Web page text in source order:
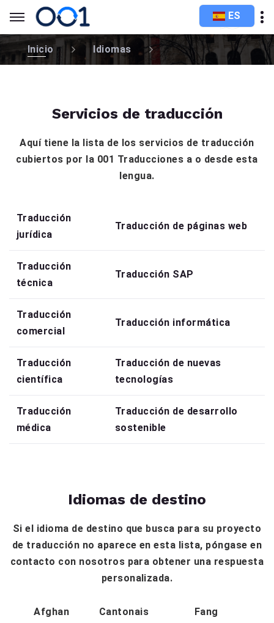
ES
Inicio Idiomas
Servicios de traducción
Aquí tiene la lista de los servicios de traducción
cubiertos por la 001 Traducciones a o desde esta
lengua.
Traducción
jurídica
Traducción de páginas web
Traducción
técnica
Traducción SAP
Traducción
comercial
Traducción informática
Traducción
científica
Traducción de nuevas
tecnologías
Traducción
médica
Traducción de desarrollo
sostenible
Idiomas de destino
Si el idioma de destino que busca para su proyecto
de traducción no aparece en esta lista, póngase en
contacto con nosotros para obtener una respuesta
personalizada.
Afghan
Cantonais
Fang